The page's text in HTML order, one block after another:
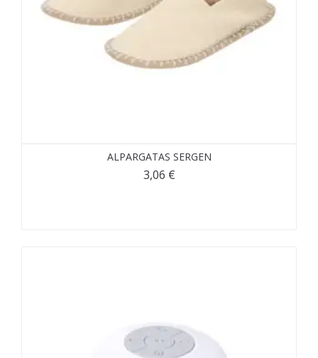
ALPARGATAS SERGEN
3,06 €